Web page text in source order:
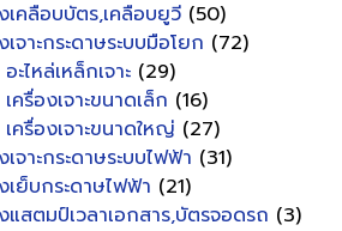
เคลือบบัตร,เคลือบยูวี (50)
เจาะกระดาษระบบมือโยก (72)
อะไหล่เหล็กเจาะ (29)
เครื่องเจาะขนาดเล็ก (16)
เครื่องเจาะขนาดใหญ่ (27)
เจาะกระดาษระบบไฟฟ้า (31)
เย็บกระดาษไฟฟ้า (21)
แสตมป์เวลาเอกสาร,บัตรจอดรถ (3)